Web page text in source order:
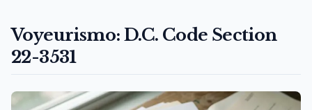
Voyeurismo: D.C. Code Section
22-3531